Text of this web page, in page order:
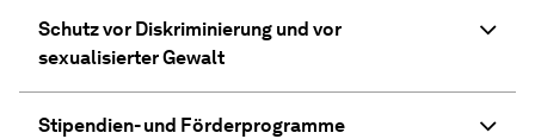
Schutz vor Diskriminierung und vor
sexualisierter Gewalt
Stipendien- und Förderprogramme